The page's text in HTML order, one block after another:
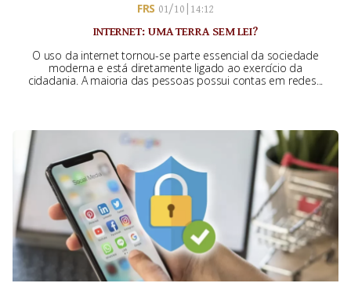
FRS 01/10 | 14:12
INTERNET: UMA TERRA SEM LEI?
O uso da internet tornou-se parte essencial da sociedade
moderna e está diretamente ligado ao exercício da
cidadania. A maioria das pessoas possui contas em redes...